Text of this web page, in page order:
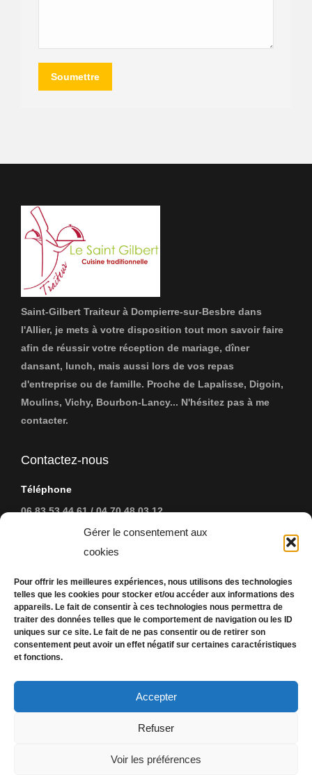
Gérer le consentement aux
cookies
Pour offrir les meilleures expériences, nous utilisons des technologies
telles que les cookies pour stocker et/ou accéder aux informations des
appareils. Le fait de consentir à ces technologies nous permettra de
traiter des données telles que le comportement de navigation ou les ID
uniques sur ce site. Le fait de ne pas consentir ou de retirer son
consentement peut avoir un effet négatif sur certaines caractéristiques
et fonctions.
Accepter
Refuser
Voir les préférences
Soumettre
Saint-Gilbert Traiteur à Dompierre-sur-Besbre dans
l'Allier, je mets à votre disposition tout mon savoir faire
afin de réussir votre réception de mariage, dîner
dansant, lunch, mais aussi lors de vos repas
d'entreprise ou de famille. Proche de Lapalisse, Digoin,
Moulins, Vichy, Bourbon-Lancy... N'hésitez pas à me
contacter.
Contactez-nous
Téléphone
06 83 53 44 61 / 04 70 48 03 12
EMail
johanfradin@orange.fr
Trouvez nous sur :
Facebook
Liens
Mentions légales / Politique de confidentialité